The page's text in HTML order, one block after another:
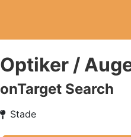
Optiker /
onTarget Search
Stade